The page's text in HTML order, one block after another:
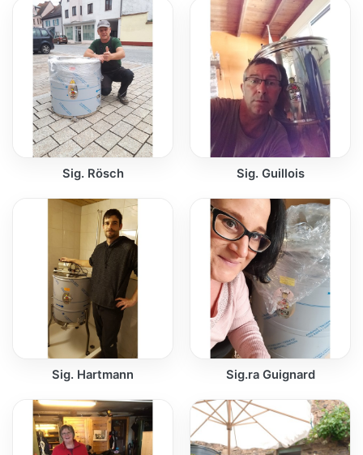
Sig. Rösch Sig. Guillois
Sig. Hartmann Sig.ra Guignard